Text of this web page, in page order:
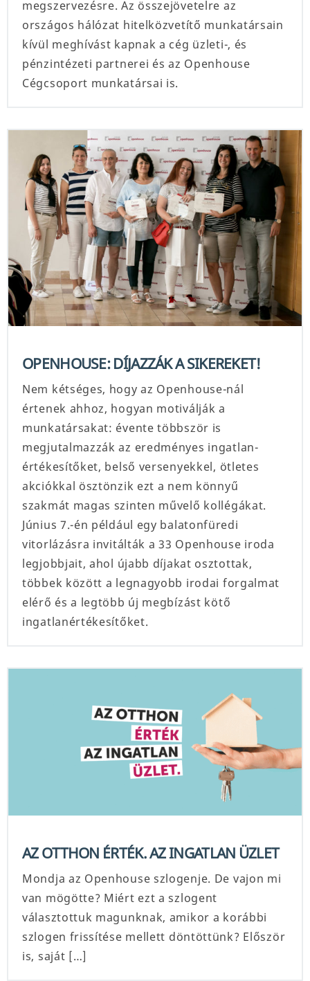
megszervezésre. Az összejövetelre az
országos hálózat hitelközvetítő munkatársain
kívül meghívást kapnak a cég üzleti-, és
pénzintézeti partnerei és az Openhouse
Cégcsoport munkatársai is.
OPENHOUSE: DÍJAZZÁK A SIKEREKET!
Nem kétséges, hogy az Openhouse-nál
értenek ahhoz, hogyan motiválják a
munkatársakat: évente többször is
megjutalmazzák az eredményes ingatlan-
értékesítőket, belső versenyekkel, ötletes
akciókkal ösztönzik ezt a nem könnyű
szakmát magas szinten művelő kollégákat.
Június 7.-én például egy balatonfüredi
vitorlázásra invitálták a 33 Openhouse iroda
legjobbjait, ahol újabb díjakat osztottak,
többek között a legnagyobb irodai forgalmat
elérő és a legtöbb új megbízást kötő
ingatlanértékesítőket.
AZ OTTHON ÉRTÉK. AZ INGATLAN ÜZLET
Mondja az Openhouse szlogenje. De vajon mi
van mögötte? Miért ezt a szlogent
választottuk magunknak, amikor a korábbi
szlogen frissítése mellett döntöttünk? Először
is, saját […]